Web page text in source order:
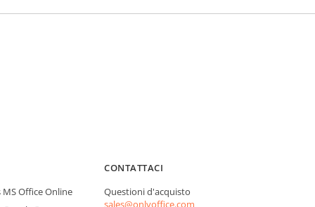
MS Office Online
CONTATTACI
Questioni d'acquisto
sales@onlyoffice.com